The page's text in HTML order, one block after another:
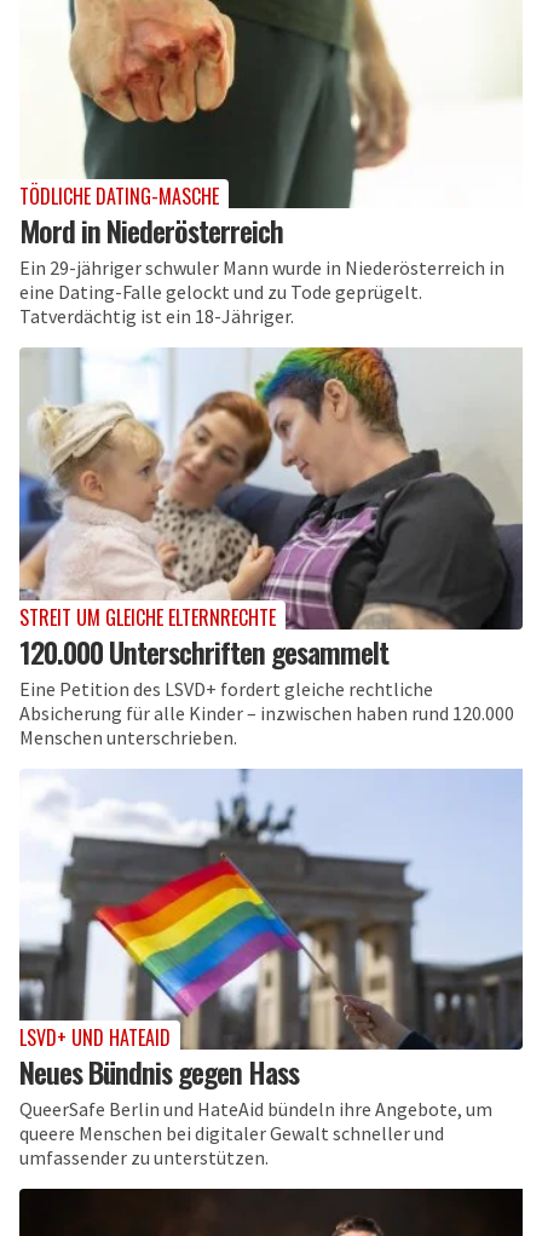
TÖDLICHE DATING-MASCHE
Mord in Niederösterreich
Ein 29-jähriger schwuler Mann wurde in Niederösterreich in
eine Dating-Falle gelockt und zu Tode geprügelt.
Tatverdächtig ist ein 18-Jähriger.
STREIT UM GLEICHE ELTERNRECHTE
120.000 Unterschriften gesammelt
Eine Petition des LSVD+ fordert gleiche rechtliche
Absicherung für alle Kinder – inzwischen haben rund 120.000
Menschen unterschrieben.
LSVD+ UND HATEAID
Neues Bündnis gegen Hass
QueerSafe Berlin und HateAid bündeln ihre Angebote, um
queere Menschen bei digitaler Gewalt schneller und
umfassender zu unterstützen.